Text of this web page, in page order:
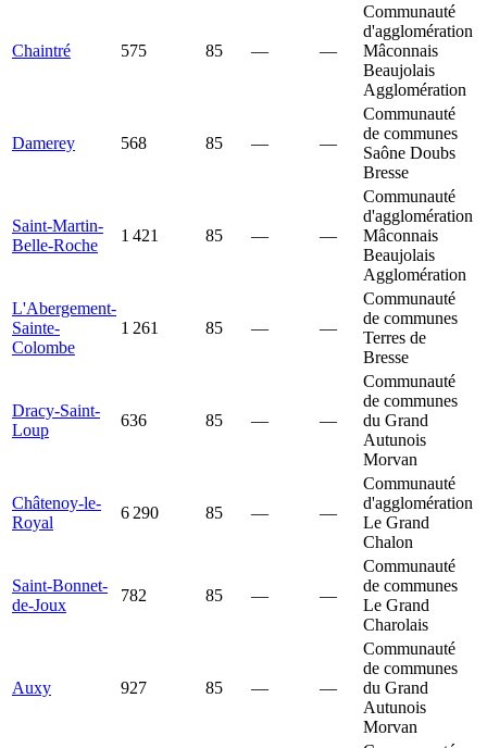
Chaintré 575 85 — —
Communauté
d'agglomération
Mâconnais
Beaujolais
Agglomération
Damerey 568 85 — —
Communauté
de communes
Saône Doubs
Bresse
Saint-Martin-
Belle-Roche
1 421 85 — —
Communauté
d'agglomération
Mâconnais
Beaujolais
Agglomération
L'Abergement-
Sainte-
Colombe
1 261 85 — —
Communauté
de communes
Terres de
Bresse
Dracy-Saint-
Loup
636 85 — —
Communauté
de communes
du Grand
Autunois
Morvan
Châtenoy-le-
Royal
6 290 85 — —
Communauté
d'agglomération
Le Grand
Chalon
Saint-Bonnet-
de-Joux
782 85 — —
Communauté
de communes
Le Grand
Charolais
Auxy 927 85 — —
Communauté
de communes
du Grand
Autunois
Morvan